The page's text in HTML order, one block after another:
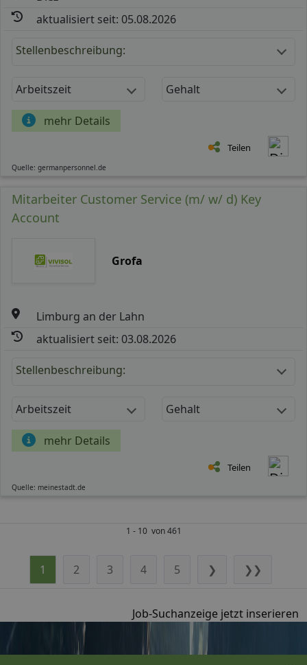
aktualisiert seit: 05.08.2026
Stellenbeschreibung:
Arbeitszeit Gehalt
mehr Details
Teilen
Quelle: germanpersonnel.de
Mitarbeiter Customer Service (m/ w/ d) Key
Account
Grofa
Limburg an der Lahn
aktualisiert seit: 03.08.2026
Stellenbeschreibung:
Arbeitszeit Gehalt
mehr Details
Teilen
Quelle: meinestadt.de
1 - 10 von 461
1 2 3 4 5 ❯ ❯❯
Job-Suchanzeige jetzt inserieren